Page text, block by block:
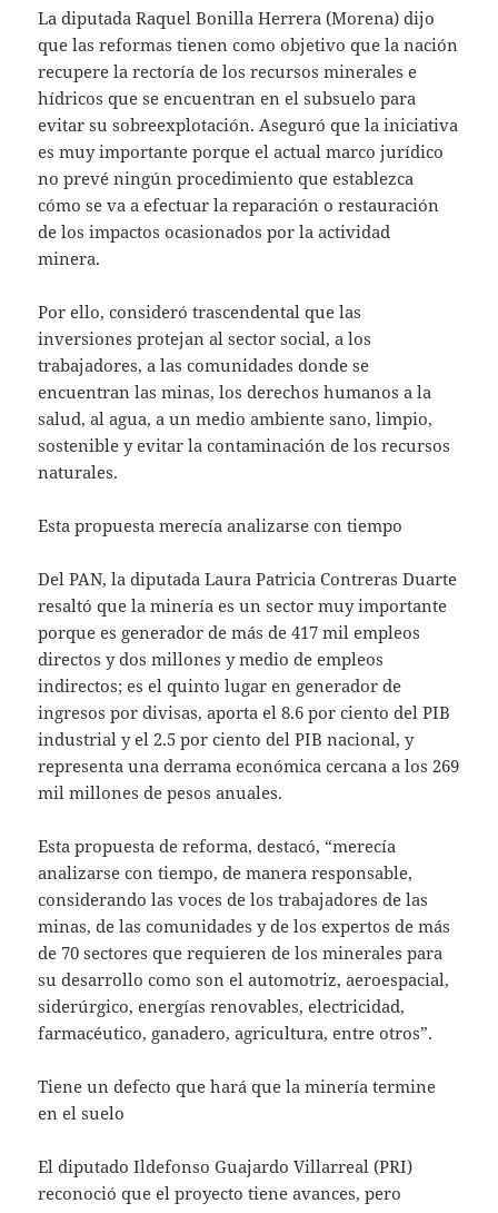
La diputada Raquel Bonilla Herrera (Morena) dijo
que las reformas tienen como objetivo que la nación
recupere la rectoría de los recursos minerales e
hídricos que se encuentran en el subsuelo para
evitar su sobreexplotación. Aseguró que la iniciativa
es muy importante porque el actual marco jurídico
no prevé ningún procedimiento que establezca
cómo se va a efectuar la reparación o restauración
de los impactos ocasionados por la actividad
minera.
Por ello, consideró trascendental que las
inversiones protejan al sector social, a los
trabajadores, a las comunidades donde se
encuentran las minas, los derechos humanos a la
salud, al agua, a un medio ambiente sano, limpio,
sostenible y evitar la contaminación de los recursos
naturales.
Esta propuesta merecía analizarse con tiempo
Del PAN, la diputada Laura Patricia Contreras Duarte
resaltó que la minería es un sector muy importante
porque es generador de más de 417 mil empleos
directos y dos millones y medio de empleos
indirectos; es el quinto lugar en generador de
ingresos por divisas, aporta el 8.6 por ciento del PIB
industrial y el 2.5 por ciento del PIB nacional, y
representa una derrama económica cercana a los 269
mil millones de pesos anuales.
Esta propuesta de reforma, destacó, “merecía
analizarse con tiempo, de manera responsable,
considerando las voces de los trabajadores de las
minas, de las comunidades y de los expertos de más
de 70 sectores que requieren de los minerales para
su desarrollo como son el automotriz, aeroespacial,
siderúrgico, energías renovables, electricidad,
farmacéutico, ganadero, agricultura, entre otros”.
Tiene un defecto que hará que la minería termine
en el suelo
El diputado Ildefonso Guajardo Villarreal (PRI)
reconoció que el proyecto tiene avances, pero